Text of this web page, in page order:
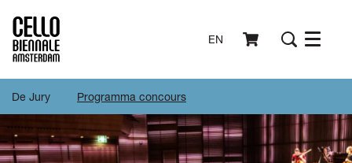
EN Menu
De Jury Programma concours